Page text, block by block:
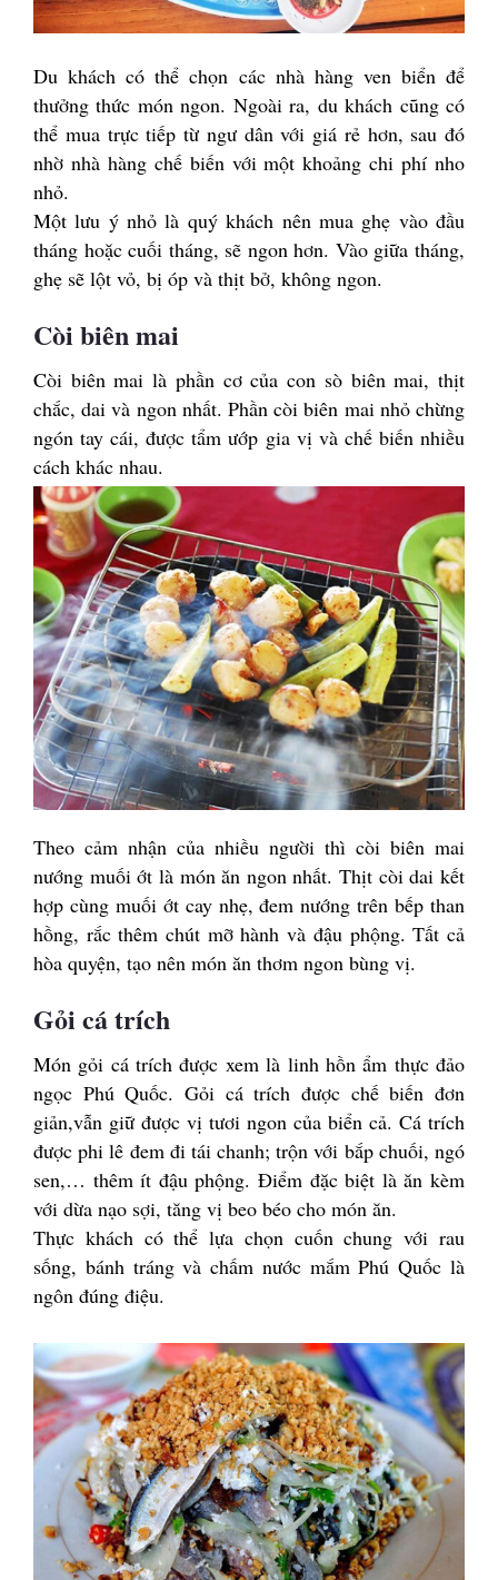
Du khách có thể chọn các nhà hàng ven biển để
thưởng thức món ngon. Ngoài ra, du khách cũng có
thể mua trực tiếp từ ngư dân với giá rẻ hơn, sau đó
nhờ nhà hàng chế biến với một khoảng chi phí nho
nhỏ.
Một lưu ý nhỏ là quý khách nên mua ghẹ vào đầu
tháng hoặc cuối tháng, sẽ ngon hơn. Vào giữa tháng,
ghẹ sẽ lột vỏ, bị óp và thịt bở, không ngon.
Còi biên mai
Còi biên mai là phần cơ của con sò biên mai, thịt
chắc, dai và ngon nhất. Phần còi biên mai nhỏ chừng
ngón tay cái, được tẩm ướp gia vị và chế biến nhiều
cách khác nhau.
Theo cảm nhận của nhiều người thì còi biên mai
nướng muối ớt là món ăn ngon nhất. Thịt còi dai kết
hợp cùng muối ớt cay nhẹ, đem nướng trên bếp than
hồng, rắc thêm chút mỡ hành và đậu phộng. Tất cả
hòa quyện, tạo nên món ăn thơm ngon bùng vị.
Gỏi cá trích
Món gỏi cá trích được xem là linh hồn ẩm thực đảo
ngọc Phú Quốc. Gỏi cá trích được chế biến đơn
giản,vẫn giữ được vị tươi ngon của biển cả. Cá trích
được phi lê đem đi tái chanh; trộn với bắp chuối, ngó
sen,… thêm ít đậu phộng. Điểm đặc biệt là ăn kèm
với dừa nạo sợi, tăng vị beo béo cho món ăn.
Thực khách có thể lựa chọn cuốn chung với rau
sống, bánh tráng và chấm nước mắm Phú Quốc là
ngôn đúng điệu.